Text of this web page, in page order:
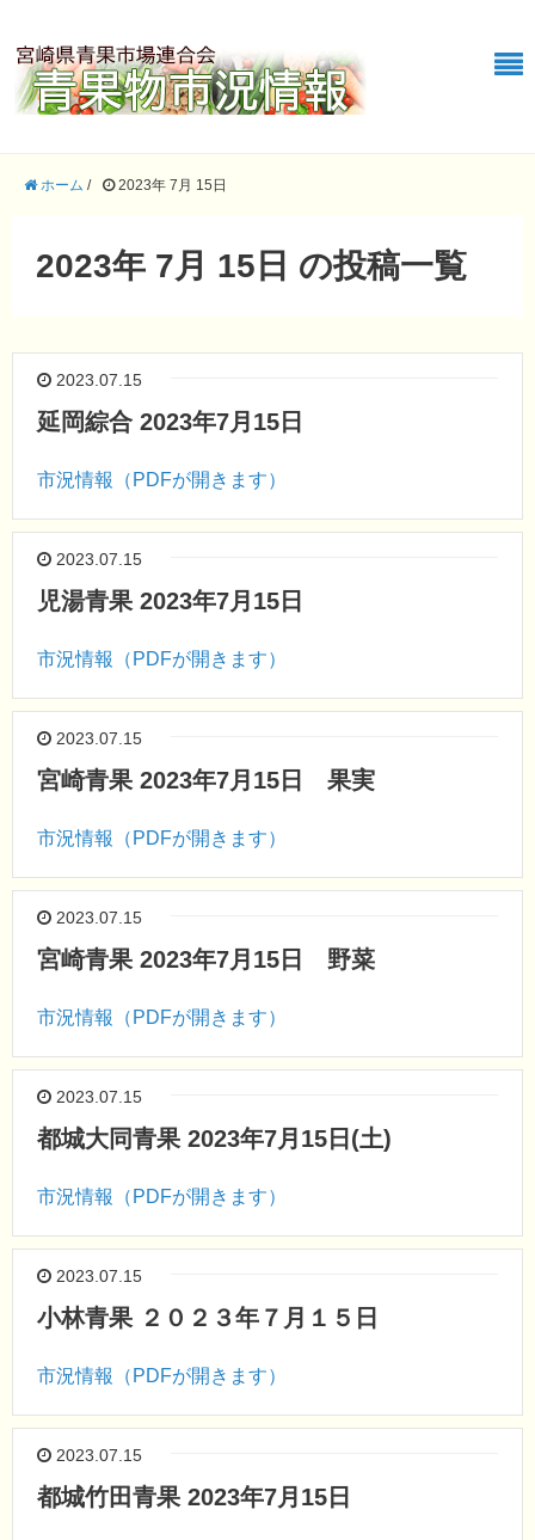
ホーム / 2023年 7月 15日
2023年 7月 15日 の投稿一覧
2023.07.15
延岡綜合 2023年7月15日
市況情報（PDFが開きます）
2023.07.15
児湯青果 2023年7月15日
市況情報（PDFが開きます）
2023.07.15
宮崎青果 2023年7月15日 果実
市況情報（PDFが開きます）
2023.07.15
宮崎青果 2023年7月15日 野菜
市況情報（PDFが開きます）
2023.07.15
都城大同青果 2023年7月15日(土)
市況情報（PDFが開きます）
2023.07.15
小林青果 ２０２３年７月１５日
市況情報（PDFが開きます）
2023.07.15
都城竹田青果 2023年7月15日